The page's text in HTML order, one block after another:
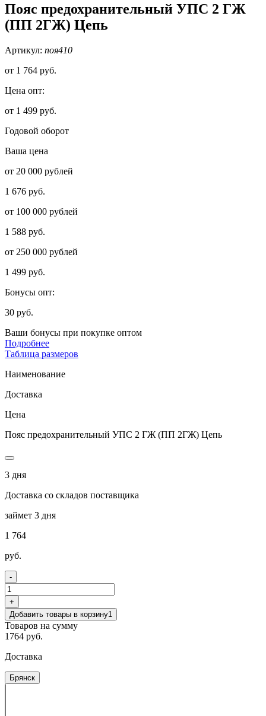
Пояс предохранительный УПС 2 ГЖ
(ПП 2ГЖ) Цепь
Артикул: поя410
от 1 764 руб.
Цена опт:
от 1 499 руб.
Годовой оборот
Ваша цена
от 20 000 рублей
1 676 руб.
от 100 000 рублей
1 588 руб.
от 250 000 рублей
1 499 руб.
Бонусы опт:
30 руб.
Ваши бонусы при покупке оптом
Подробнее
Таблица размеров
Наименование
Доставка
Цена
Пояс предохранительный УПС 2 ГЖ (ПП 2ГЖ) Цепь
3 дня
Доставка со складов поставщика
займет 3 дня
1 764
руб.
-
+
Добавить товары в корзину1
Товаров на сумму
1764 руб.
Доставка
Брянск